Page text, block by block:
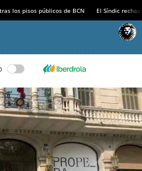
los pisos públicos de BCN El Síndic